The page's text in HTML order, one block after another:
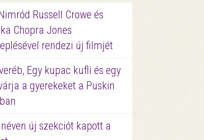
Russell Crowe és
Chopra Jones
rendezi új filmjét
Egy kupac kufli és egy
a gyerekeket a Puskin
új szekciót kapott a